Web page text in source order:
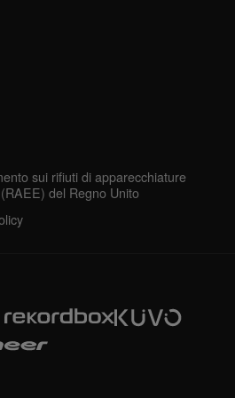
garanzia
sui rifiuti di apparecchiature
del Regno Unito